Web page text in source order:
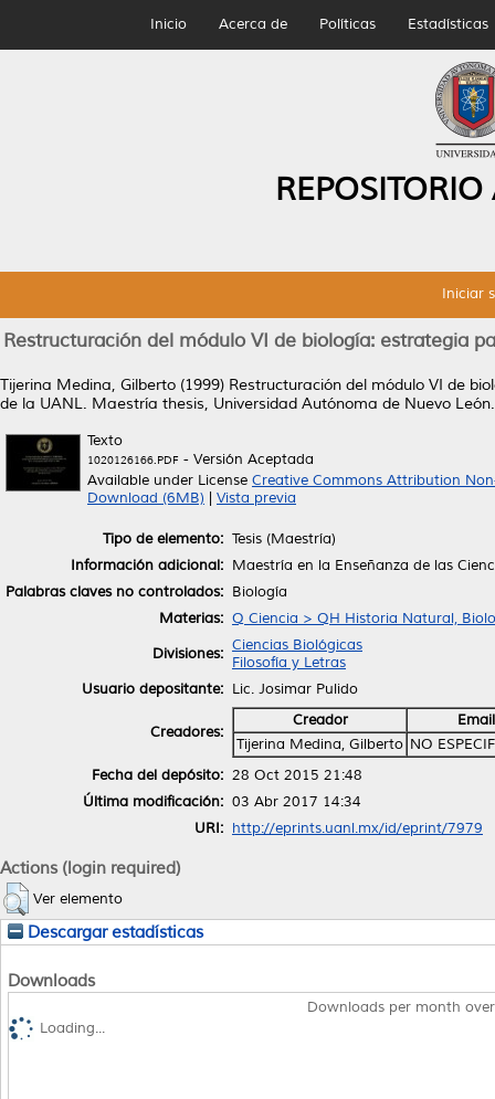
Inicio Acerca de Políticas Estadísticas
Iniciar
Restructuración del módulo VI de biología: estrategia
Tijerina Medina, Gilberto (1999) Restructuración del módulo VI de
de la UANL. Maestría thesis, Universidad Autónoma de Nuevo León.
Texto
1020126166.PDF - Versión Aceptada
Available under License Creative Commons Attribution
Download (6MB)
Vista previa
Tipo de elemento: Tesis (Maestría)
Información adicional: Maestría en la Enseñanza de las
Palabras claves no controlados: Biología
Materias: Q Ciencia > QH Historia Natural,
Divisiones: Ciencias Biológicas
Filosofía y Letras
Usuario depositante: Lic. Josimar Pulido
Creadores:
Creador
Email
Tijerina Medina, Gilberto NO
Fecha del depósito: 28 Oct 2015 21:48
Última modificación: 03 Abr 2017 14:34
URI: http://eprints.uanl.mx/id/eprint/7979
Actions (login required)
Ver elemento
Descargar estadísticas
Downloads
Downloads per month
Loading...